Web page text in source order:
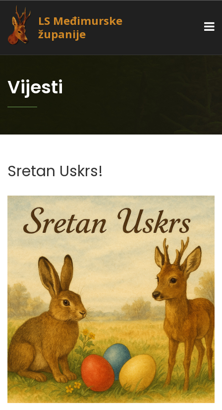
LS Međimurske
županije
Vijesti
Sretan Uskrs!